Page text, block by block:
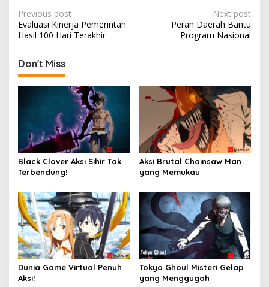
Post
navigation
Previous post
Evaluasi Kinerja Pemerintah
Hasil 100 Hari Terakhir
Next post
Peran Daerah Bantu
Program Nasional
Don't Miss
Black Clover Aksi Sihir Tak
Terbendung!
Aksi Brutal Chainsaw Man
yang Memukau
Dunia Game Virtual Penuh
Aksi!
Tokyo Ghoul Misteri Gelap
yang Menggugah